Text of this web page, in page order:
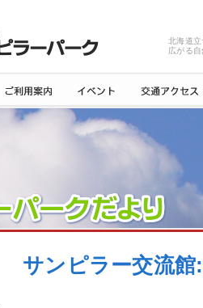
北海道
広がる
サンピラー交流